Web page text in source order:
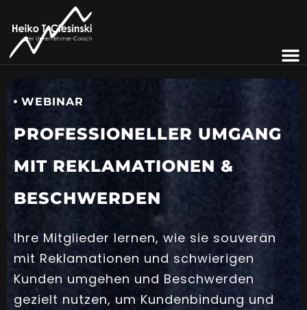
WEBINAR
PROFESSIONELLER UMGANG
MIT REKLAMATIONEN &
BESCHWERDEN
Ihre Mitglieder lernen, wie sie souverän
mit Reklamationen und schwierigen
Kunden umgehen und Beschwerden
gezielt nutzen, um Kundenbindung und